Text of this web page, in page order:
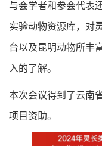
与会学者和参会代表
实验动物资源库，对
台以及昆明动物所丰
入的了解。
本次会议得到了云南
项目资助。